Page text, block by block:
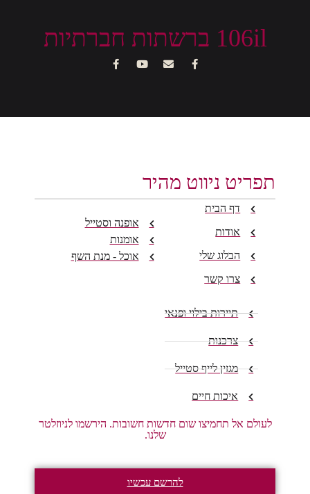
106il ברשתות חברתיות
תפריט ניווט מהיר
דף הבית
אודות
הבלוג שלי
צרו קשר
אופנה וסטייל
אומנות
אוכל - מנת השף
תיירות בילוי ופנאי
צרכנות
מגזין לייף סטייל
איכות חיים
לעולם אל תחמיצו שום חדשות חשובות. הירשמו לניוזלטר
שלנו.
להרשם עכשיו